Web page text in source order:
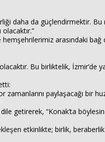
daha da güçlendirmektir.
arasındaki
Bu birliktelik,
paylaşacağı bir
getirerek, “Konak’ta
etkinlikte; birlik,